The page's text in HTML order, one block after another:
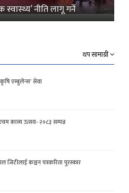
नीति लागू गर्ने
थप सामाग्री
एम्बुलेन्स’ सेवा
एवम काव्य उत्सव- २०८३ सम्पन्न
जिटीलाई कञ्चन पत्रकरिता पुरस्कार